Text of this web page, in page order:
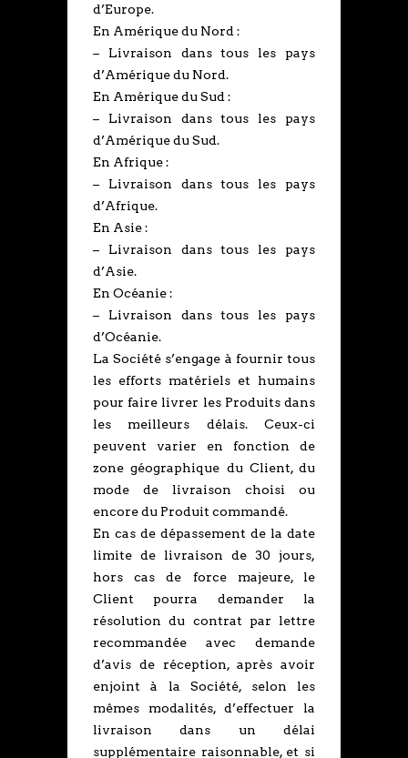
d’Europe.
En Amérique du Nord :
– Livraison dans tous les pays
d’Amérique du Nord.
En Amérique du Sud :
– Livraison dans tous les pays
d’Amérique du Sud.
En Afrique :
– Livraison dans tous les pays
d’Afrique.
En Asie :
– Livraison dans tous les pays
d’Asie.
En Océanie :
– Livraison dans tous les pays
d’Océanie.
La Société s’engage à fournir tous
les efforts matériels et humains
pour faire livrer les Produits dans
les meilleurs délais. Ceux-ci
peuvent varier en fonction de
zone géographique du Client, du
mode de livraison choisi ou
encore du Produit commandé.
En cas de dépassement de la date
limite de livraison de 30 jours,
hors cas de force majeure, le
Client pourra demander la
résolution du contrat par lettre
recommandée avec demande
d’avis de réception, après avoir
enjoint à la Société, selon les
mêmes modalités, d’effectuer la
livraison dans un délai
supplémentaire raisonnable, et si